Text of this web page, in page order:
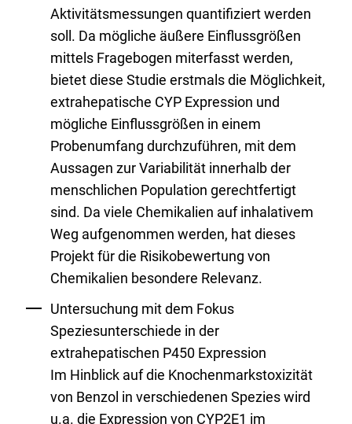
Aktivitätsmessungen quantifiziert werden
soll. Da mögliche äußere Einflussgrößen
mittels Fragebogen miterfasst werden,
bietet diese Studie erstmals die Möglichkeit,
extrahepatische CYP Expression und
mögliche Einflussgrößen in einem
Probenumfang durchzuführen, mit dem
Aussagen zur Variabilität innerhalb der
menschlichen Population gerechtfertigt
sind. Da viele Chemikalien auf inhalativem
Weg aufgenommen werden, hat dieses
Projekt für die Risikobewertung von
Chemikalien besondere Relevanz.
Untersuchung mit dem Fokus
Speziesunterschiede in der
extrahepatischen P450 Expression
Im Hinblick auf die Knochenmarkstoxizität
von Benzol in verschiedenen Spezies wird
u.a. die Expression von CYP2E1 im